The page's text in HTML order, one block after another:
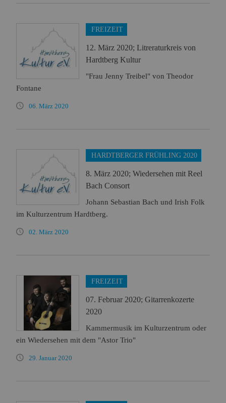
FREIZEIT
12. März 2020; Litreraturkreis von
Hardtberg Kultur
"Frau Jenny Treibel" von Theodor
Fontane
06. März 2020
HARDTBERGER FRÜHLING 2020
8. März 2020; Wiedersehen mit Reel
Bach Consort
Johann Sebastian Bach und Irish Folk
im Kulturzentrum Hardtberg.
02. März 2020
FREIZEIT
07. Februar 2020; Gitarrenkozerte
2020
Kammermusik im Kulturzentrum oder
ein Wiedersehen mit dem "Astor Trio"
29. Januar 2020